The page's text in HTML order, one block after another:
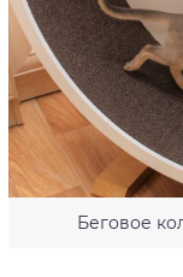
Беговое